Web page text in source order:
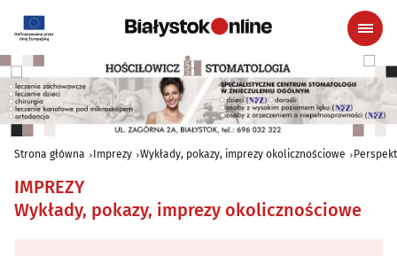
Strona główna Imprezy Wykłady, pokazy, imprezy okolicznościowe
IMPREZY
Wykłady, pokazy, imprezy okolicznościowe